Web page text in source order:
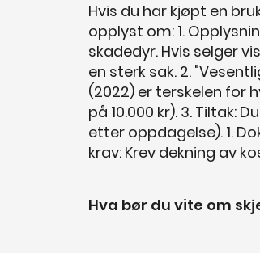
Hvis du har kjøpt en
opplyst om: 1.
skadedyr. Hvis selger
en sterk sak. 2.
(2022) er terskelen for
på 10.000 kr). 3. Tiltak:
etter oppdagelse). 1.
krav: Krev dekning av
Hva bør du vite om